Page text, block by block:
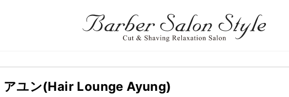
アユン(Hair Lounge Ayung)